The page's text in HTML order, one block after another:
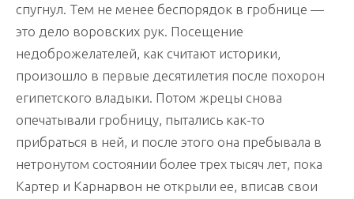
спугнул. Тем не менее беспорядок в гробнице —
это дело воровских рук. Посещение
недоброжелателей, как считают историки,
произошло в первые десятилетия после похорон
египетского владыки. Потом жрецы снова
опечатывали гробницу, пытались как-то
прибраться в ней, и после этого она пребывала в
нетронутом состоянии более трех тысяч лет, пока
Картер и Карнарвон не открыли ее, вписав свои